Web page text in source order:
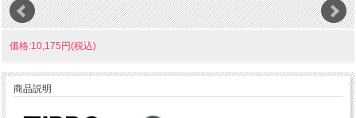
価格:10,175円(税込)
商品説明